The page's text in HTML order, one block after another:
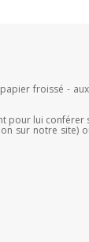
froissé -
pour lui
sur notre site)